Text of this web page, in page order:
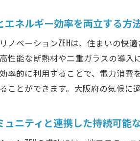
エネルギー効率を両立する方
ノベーションZEHは、住まいの快
性能な断熱材や二重ガラスの導入
率的に利用することで、電力消
ことができます。大阪府の気候に
ュニティと連携した持続可能